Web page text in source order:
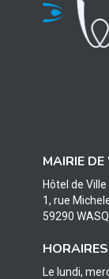
MAIRIE
Hôtel de Ville
1, rue
59290
HORAIRES
Le lundi,